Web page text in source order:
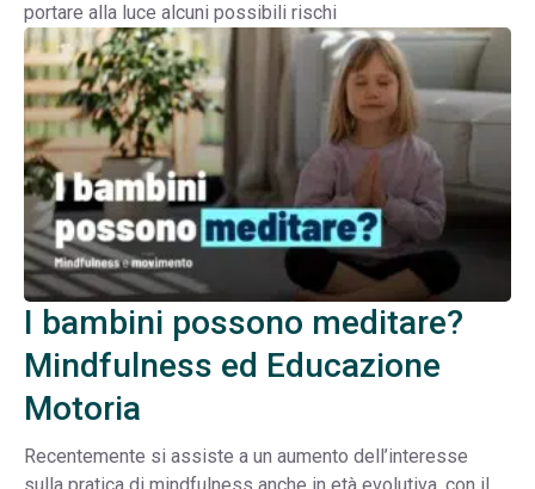
portare alla luce alcuni possibili rischi
I bambini possono meditare?
Mindfulness ed Educazione
Motoria
Recentemente si assiste a un aumento dell’interesse